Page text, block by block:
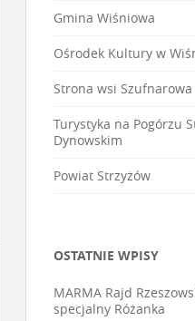
Gmina Wiśniowa
Ośrodek Kultury w
Strona wsi Szufnarowa
Turystyka na Pogórzu
Dynowskim
Powiat Strzyżów
OSTATNIE WPISY
MARMA Rajd
specjalny Różanka